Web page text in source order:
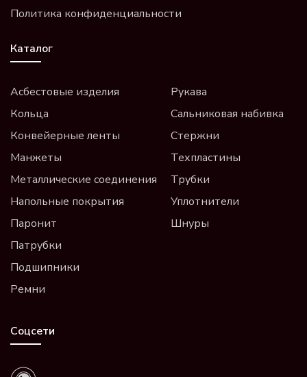
Политика конфиденциальности
Каталог
Асбестовые изделия
Кольца
Конвейерные ленты
Манжеты
Металлические соединения
Напольные покрытия
Паронит
Патрубки
Подшипники
Ремни
Рукава
Сальниковая набивка
Стержни
Техпластины
Трубки
Уплотнители
Шнуры
Соцсети